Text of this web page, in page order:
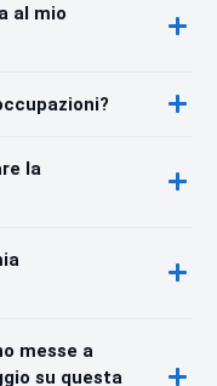
al mio
la
messe a
su questa